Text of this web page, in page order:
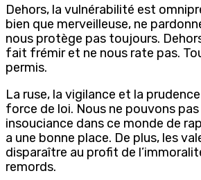
Dehors, la vulnérabilité est
bien que merveilleuse, ne
nous protège pas toujours.
fait frémir et ne nous rate pas.
permis.
La ruse, la vigilance et la
force de loi. Nous ne pouvons
insouciance dans ce monde de
a une bonne place. De plus, les
disparaître au profit de
remords.